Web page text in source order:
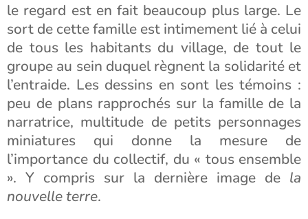
le regard est en fait beaucoup plus large. Le
sort de cette famille est intimement lié à celui
de tous les habitants du village, de tout le
groupe au sein duquel règnent la solidarité et
l’entraide. Les dessins en sont les témoins :
peu de plans rapprochés sur la famille de la
narratrice, multitude de petits personnages
miniatures qui donne la mesure de
l’importance du collectif, du « tous ensemble
». Y compris sur la dernière image de la
nouvelle terre.